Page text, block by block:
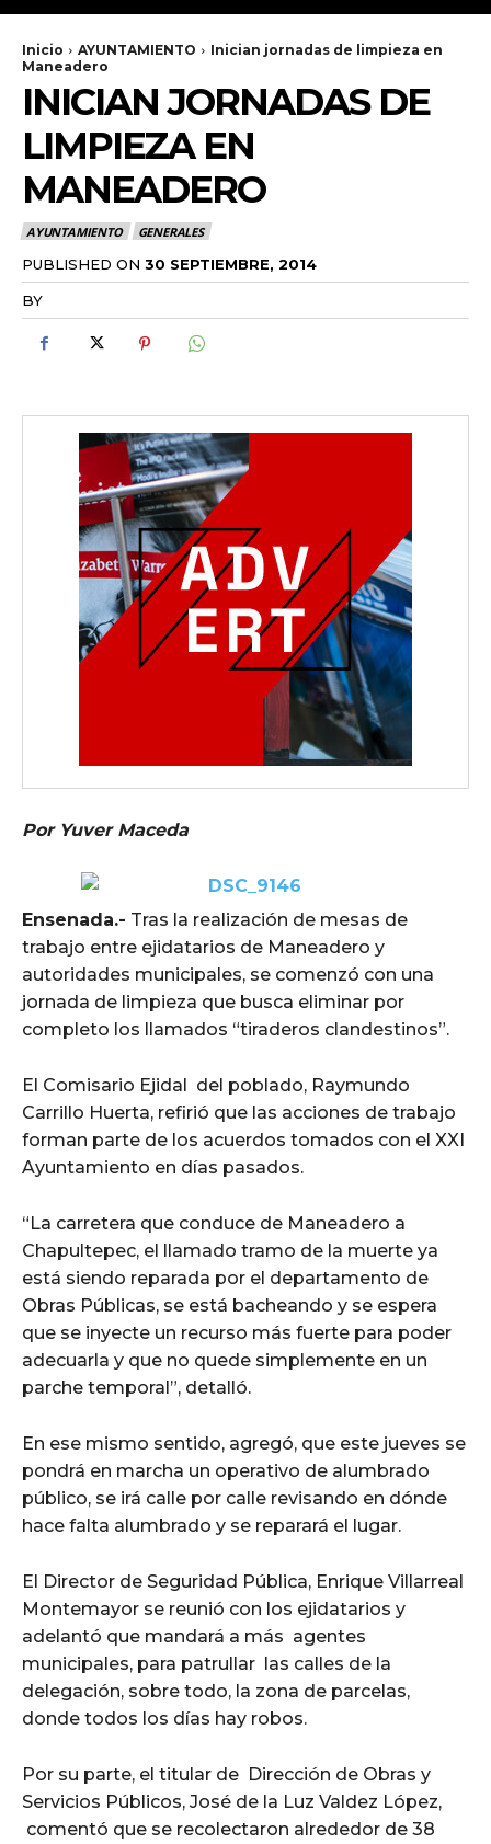
Inicio AYUNTAMIENTO
Inician jornadas de limpieza en
Maneadero
INICIAN JORNADAS DE
LIMPIEZA EN
MANEADERO
AYUNTAMIENTO GENERALES
PUBLISHED ON 30 SEPTIEMBRE, 2014
BY
Por Yuver Maceda
Ensenada.- Tras la realización de mesas de
trabajo entre ejidatarios de Maneadero y
autoridades municipales, se comenzó con una
jornada de limpieza que busca eliminar por
completo los llamados “tiraderos clandestinos”.
El Comisario Ejidal del poblado, Raymundo
Carrillo Huerta, refirió que las acciones de trabajo
forman parte de los acuerdos tomados con el XXI
Ayuntamiento en días pasados.
“La carretera que conduce de Maneadero a
Chapultepec, el llamado tramo de la muerte ya
está siendo reparada por el departamento de
Obras Públicas, se está bacheando y se espera
que se inyecte un recurso más fuerte para poder
adecuarla y que no quede simplemente en un
parche temporal”, detalló.
En ese mismo sentido, agregó, que este jueves se
pondrá en marcha un operativo de alumbrado
público, se irá calle por calle revisando en dónde
hace falta alumbrado y se reparará el lugar.
El Director de Seguridad Pública, Enrique Villarreal
Montemayor se reunió con los ejidatarios y
adelantó que mandará a más agentes
municipales, para patrullar las calles de la
delegación, sobre todo, la zona de parcelas,
donde todos los días hay robos.
Por su parte, el titular de Dirección de Obras y
Servicios Públicos, José de la Luz Valdez López,
comentó que se recolectaron alrededor de 38